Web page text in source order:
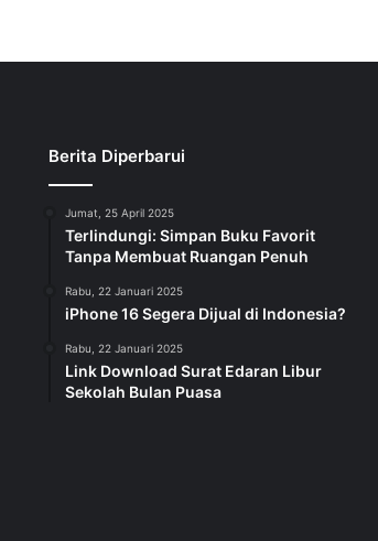
Berita Diperbarui
Jumat, 25 April 2025
Terlindungi: Simpan Buku Favorit
Tanpa Membuat Ruangan Penuh
Rabu, 22 Januari 2025
iPhone 16 Segera Dijual di Indonesia?
Rabu, 22 Januari 2025
Link Download Surat Edaran Libur
Sekolah Bulan Puasa